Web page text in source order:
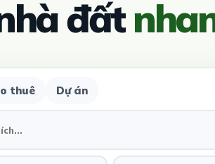
đất
thuê Dự án